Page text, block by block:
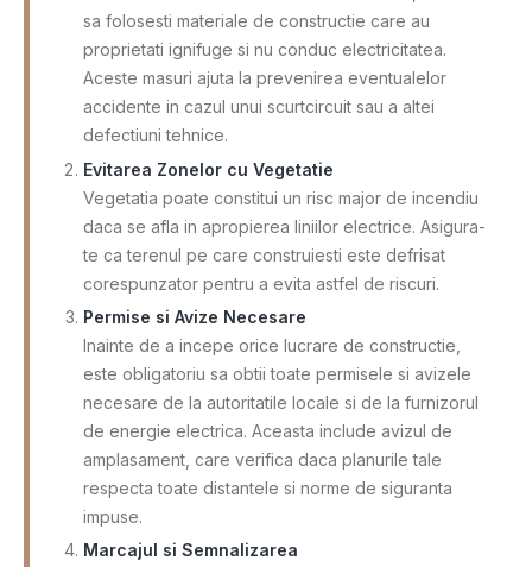
sa folosesti materiale de constructie care au
proprietati ignifuge si nu conduc electricitatea.
Aceste masuri ajuta la prevenirea eventualelor
accidente in cazul unui scurtcircuit sau a altei
defectiuni tehnice.
Evitarea Zonelor cu Vegetatie
Vegetatia poate constitui un risc major de incendiu
daca se afla in apropierea liniilor electrice. Asigura-
te ca terenul pe care construiesti este defrisat
corespunzator pentru a evita astfel de riscuri.
Permise si Avize Necesare
Inainte de a incepe orice lucrare de constructie,
este obligatoriu sa obtii toate permisele si avizele
necesare de la autoritatile locale si de la furnizorul
de energie electrica. Aceasta include avizul de
amplasament, care verifica daca planurile tale
respecta toate distantele si norme de siguranta
impuse.
Marcajul si Semnalizarea